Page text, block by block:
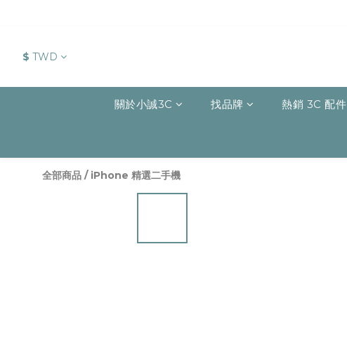
$ TWD
關於小誠3C 找品牌 熱銷 3C 配件
全部商品 / iPhone 精選二手機